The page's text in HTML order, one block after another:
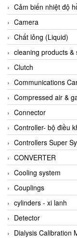
Airtac Vietnam
Airtec Vietnam
AI-Tek Vietnam
Akerstroms Viet
AKO Armaturen &
AKO Armaturen &
AKUSENSE
ALA OFFICINE SPA
Albrecht-Automatik
Allen Bradley
Alpha Moisture
Alpha-Achem Vietnam
Alphino
ALRE-IT Vietnam
Altech
Amarillo Gear
Cảm biến nhiệt độ
Camera
Chất lỏng (Liquid)
cleaning products &
Clutch
Communications
Compressed air &
Connector
Controller- bộ điều
Controllers Super
CONVERTER
Cooling system
Couplings
cylinders - xi lanh
Detector
Dialysis Calibration